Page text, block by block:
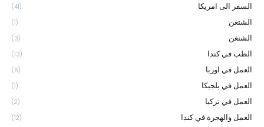
السفر الى امريكا (41)
الشتغن (1)
الشنغن (3)
الطب في كندا (13)
العمل في اوربا (6)
العمل في بلجيكا (1)
العمل في تركيا (2)
العمل والهجرة في كندا (12)